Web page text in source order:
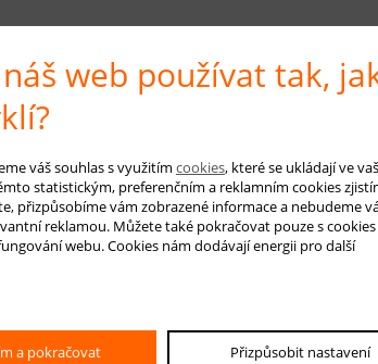
web používat tak,
váš souhlas s využitím cookies, které se ukládají ve
statistickým, preferenčním a reklamním cookies
přizpůsobíme vám zobrazené informace a nebudeme
reklamou. Můžete také pokračovat pouze s cookies
webu. Cookies nám dodávají energii pro další
a pokračovat Přizpůsobit nastavení